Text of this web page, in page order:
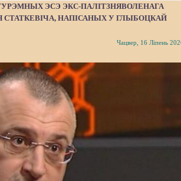
ЭСЭ ЭКС-ПАЛІТЗНЯВОЛЕНАГА
СТАТКЕВІЧА, НАПІСАНЫХ У ГЛЫБОЦКАЙ
Чацвер, 16 Ліпень